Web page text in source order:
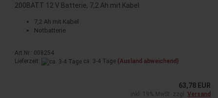
200BATT 12 V Bat­te­rie, 7,2 Ah mit Kabel
7,2 Ah mit Kabel
Not­bat­te­rie
Art.Nr.: 008254
Lieferzeit:
ca. 3-4 Tage (Ausland abweichend)
63,78 EUR
inkl. 19% MwSt. zzgl. Versand